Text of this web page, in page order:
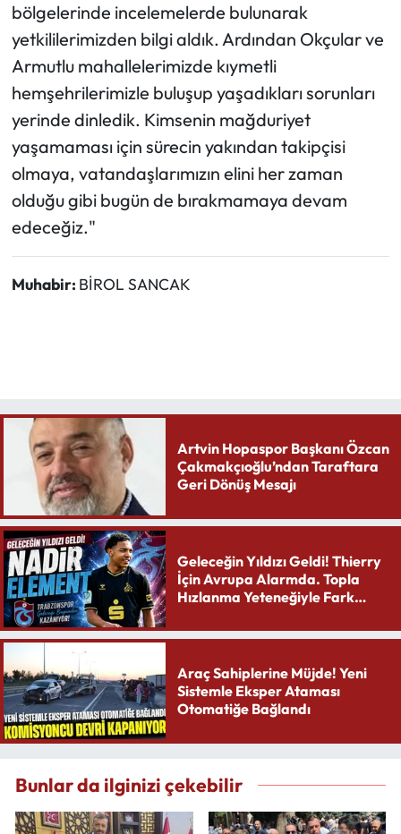
bölgelerinde incelemelerde bulunarak
yetkililerimizden bilgi aldık. Ardından Okçular ve
Armutlu mahallelerimizde kıymetli
hemşehrilerimizle buluşup yaşadıkları sorunları
yerinde dinledik. Kimsenin mağduriyet
yaşamaması için sürecin yakından takipçisi
olmaya, vatandaşlarımızın elini her zaman
olduğu gibi bugün de bırakmamaya devam
edeceğiz."
Muhabir: BİROL SANCAK
Artvin Hopaspor Başkanı Özcan
Çakmakçıoğlu’ndan Taraftara
Geri Dönüş Mesajı
Geleceğin Yıldızı Geldi! Thierry
İçin Avrupa Alarmda. Topla
Hızlanma Yeteneğiyle Fark
Araç Sahiplerine Müjde! Yeni
Sistemle Eksper Ataması
Otomatiğe Bağlandı
Bunlar da ilginizi çekebilir